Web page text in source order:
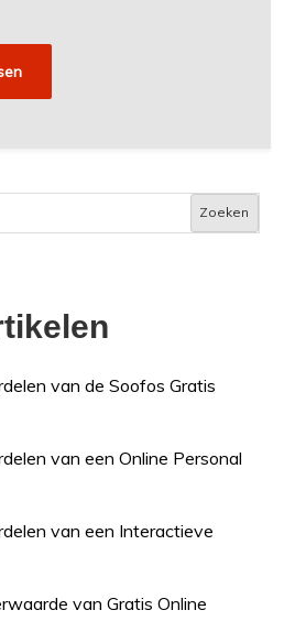
Zoeken
van de Soofos Gratis
van een Online Personal
van een Interactieve
van Gratis Online